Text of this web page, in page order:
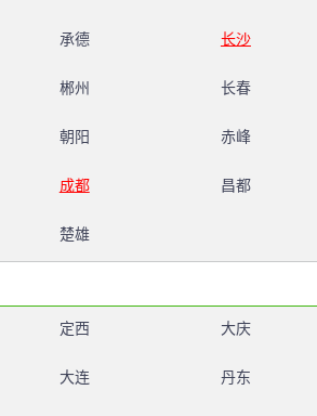
承德 长沙
郴州 长春
朝阳 赤峰
成都 昌都
楚雄
定西 大庆
大连 丹东